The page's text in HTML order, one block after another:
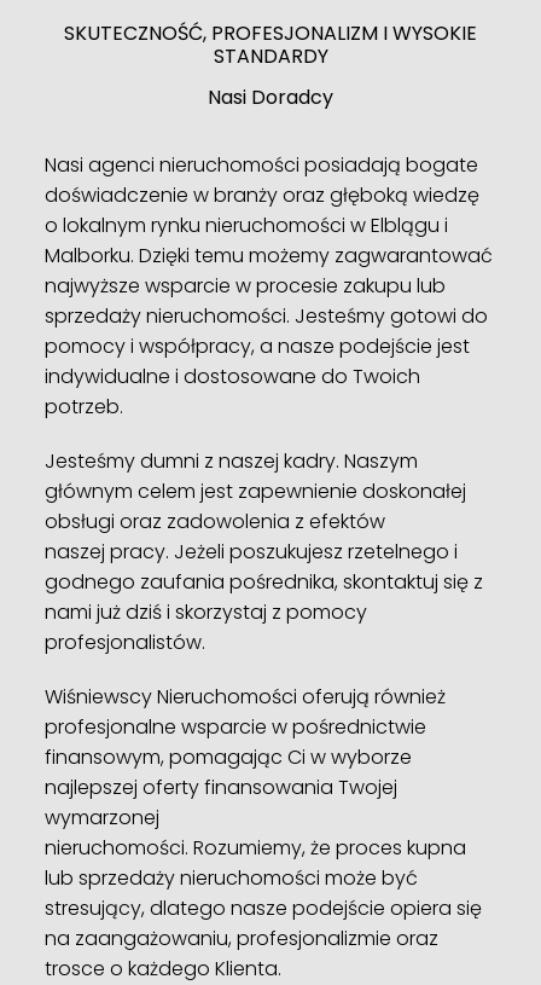
SKUTECZNOŚĆ, PROFESJONALIZM I WYSOKIE
STANDARDY
Nasi Doradcy
Nasi agenci nieruchomości posiadają bogate
doświadczenie w branży oraz głęboką wiedzę
o lokalnym rynku nieruchomości w Elblągu i
Malborku. Dzięki temu możemy zagwarantować
najwyższe wsparcie w procesie zakupu lub
sprzedaży nieruchomości. Jesteśmy gotowi do
pomocy i współpracy, a nasze podejście jest
indywidualne i dostosowane do Twoich
potrzeb.
Jesteśmy dumni z naszej kadry. Naszym
głównym celem jest zapewnienie doskonałej
obsługi oraz zadowolenia z efektów
naszej pracy. Jeżeli poszukujesz rzetelnego i
godnego zaufania pośrednika, skontaktuj się z
nami już dziś i skorzystaj z pomocy
profesjonalistów.
Wiśniewscy Nieruchomości oferują również
profesjonalne wsparcie w pośrednictwie
finansowym, pomagając Ci w wyborze
najlepszej oferty finansowania Twojej
wymarzonej
nieruchomości. Rozumiemy, że proces kupna
lub sprzedaży nieruchomości może być
stresujący, dlatego nasze podejście opiera się
na zaangażowaniu, profesjonalizmie oraz
trosce o każdego Klienta.